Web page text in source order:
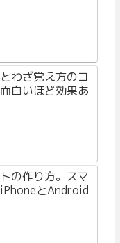
わざ覚え方のコ
白いほど効果あ
の作り方。スマ
とAndroid